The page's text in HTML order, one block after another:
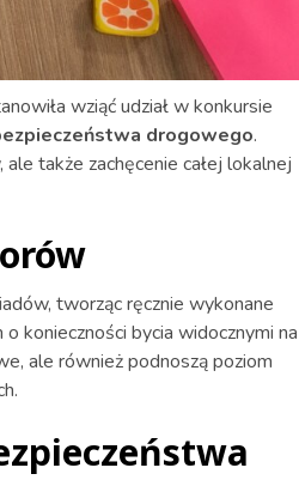
wziąć udział w konkursie
drogowego.
także zachęcenie całej lokalnej
tworząc ręcznie wykonane
konieczności bycia widocznymi na
ale również podnoszą poziom